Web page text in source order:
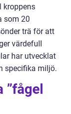
kroppens
som 20
trä för att
värdefull
har utvecklat
specifika miljö.